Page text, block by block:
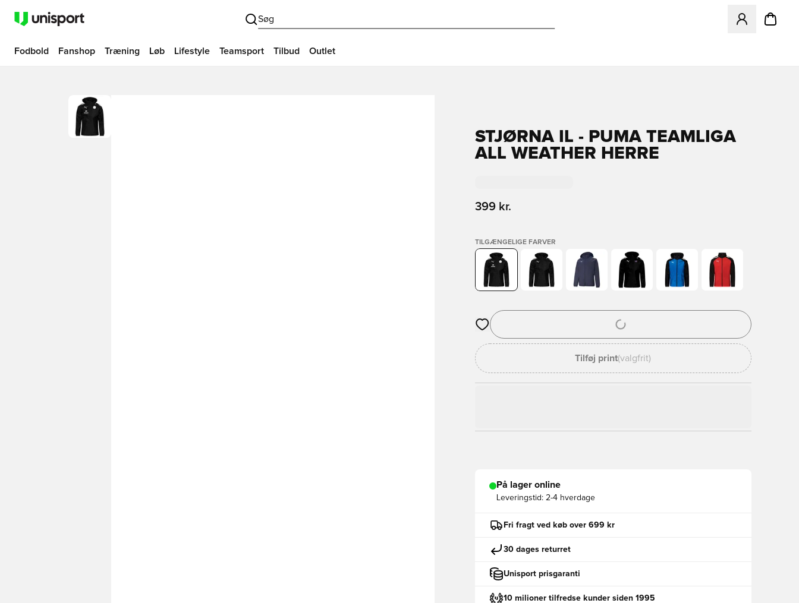
Søg
Åbner en
Fodbold Fanshop Træning Løb Lifestyle Teamsport Tilbud Outlet
STJØRNA IL - PUMA TEAMLIGA
ALL WEATHER HERRE
399 kr.
TILGÆNGELIGE FARVER
Åbner en Modal til at logge ind eller tilmelde dig som medlem
Tilføj print(valgfrit)
På lager online
Leveringstid: 2-4 hverdage
Fri fragt ved køb over 699 kr
30 dages returret
Unisport prisgaranti
10 milioner tilfredse kunder siden 1995